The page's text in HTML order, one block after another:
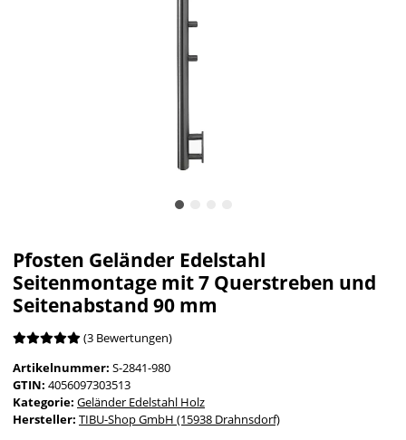
Pfosten Geländer Edelstahl
Seitenmontage mit 7 Querstreben und
Seitenabstand 90 mm
(3 Bewertungen)
Artikelnummer: S-2841-980
GTIN: 4056097303513
Kategorie: Geländer Edelstahl Holz
Hersteller: TIBU-Shop GmbH (15938 Drahnsdorf)